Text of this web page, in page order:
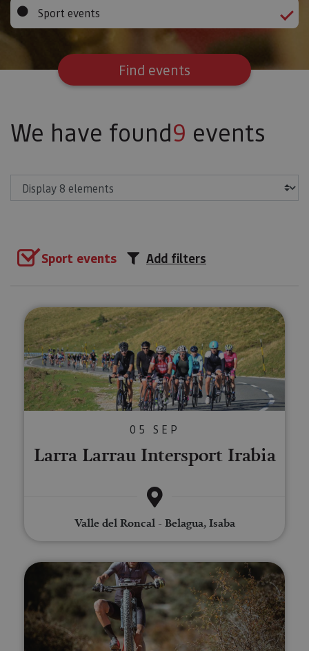
Sport events
Find events
We have found9 events
Sport events Add filters
Larra Larrau Intersport Irabia
05 SEP
Larra Larrau Intersport Irabia
Valle del Roncal - Belagua, Isaba
Tierra Estella Epic MTB